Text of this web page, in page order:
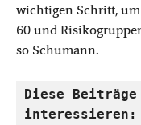
wichtigen Schritt,
60 und
so Schumann.
Diese
interessieren: